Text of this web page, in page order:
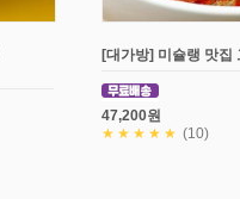
[대가방] 미슐랭 맛집
47,200원
★★★★★ (10)